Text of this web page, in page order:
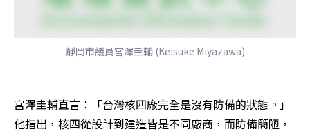
靜岡市議員宮澤圭輔 (Keisuke Miyazawa)
宮澤圭輔直言：「台灣核四廠完全是沒有防備的狀態。」
他指出，核四從設計到建造皆是不同廠商，而防備簡陋，